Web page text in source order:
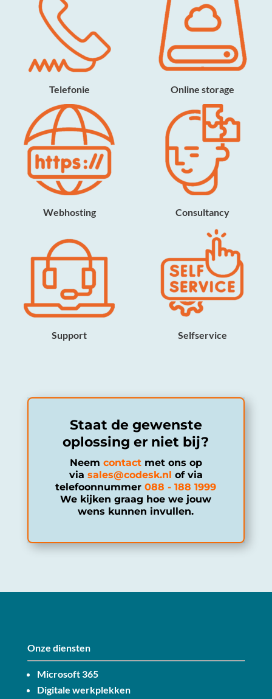
Telefonie Online storage
Webhosting Consultancy
Support Selfservice
Staat de gewenste
oplossing er niet bij?
Neem contactmet ons op
via sales@codesk.nl of via
telefoonnummer088 - 188 1999
We kijken graag hoe we jouw
wens kunnen invullen.
Onze diensten
Microsoft 365
Digitale werkplekken